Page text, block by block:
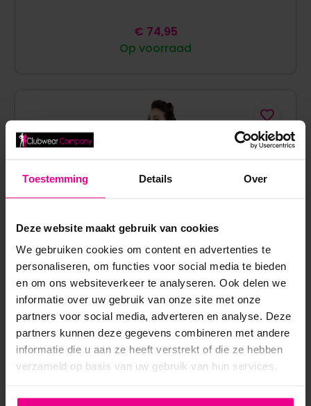
Toestemming Details Over
Deze website maakt gebruik van cookies
We gebruiken cookies om content en advertenties te
personaliseren, om functies voor social media te bieden
en om ons websiteverkeer te analyseren. Ook delen we
informatie over uw gebruik van onze site met onze
partners voor social media, adverteren en analyse. Deze
partners kunnen deze gegevens combineren met andere
informatie die u aan ze heeft verstrekt of die ze hebben
verzameld op basis van uw gebruik van hun services.
Op voorraad
€ 74,95
TEXAS JURK – PATRICE CATANZARO